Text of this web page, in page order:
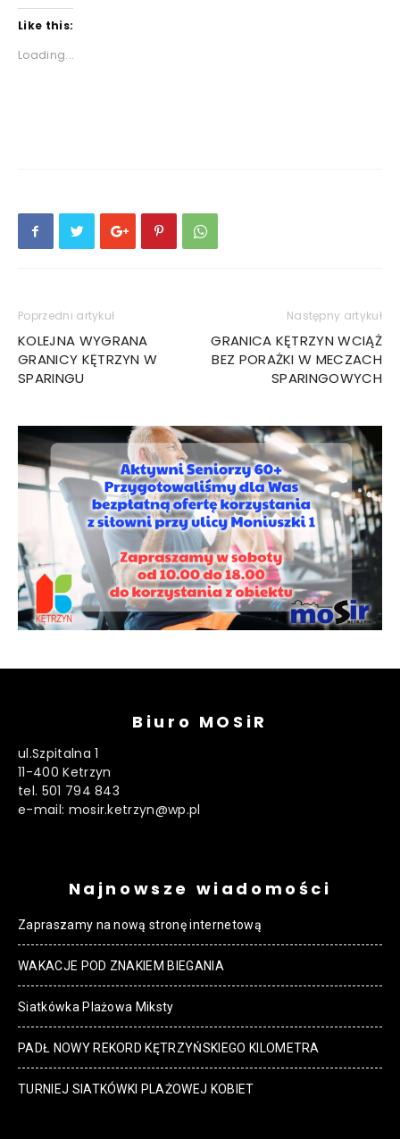
Like this:
Loading...
Poprzedni artykuł
KOLEJNA WYGRANA
GRANICY KĘTRZYN W
SPARINGU
Następny artykuł
GRANICA KĘTRZYN WCIĄŻ
BEZ PORAŻKI W MECZACH
SPARINGOWYCH
Biuro MOSiR
ul.Szpitalna 1
11-400 Ketrzyn
tel. 501 794 843
e-mail: mosir.ketrzyn@wp.pl
Najnowsze wiadomości
Zapraszamy na nową stronę internetową
WAKACJE POD ZNAKIEM BIEGANIA
Siatkówka Plażowa Miksty
PADŁ NOWY REKORD KĘTRZYŃSKIEGO KILOMETRA
TURNIEJ SIATKÓWKI PLAŻOWEJ KOBIET